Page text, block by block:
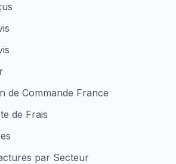
de Commande France
de Frais
par Secteur